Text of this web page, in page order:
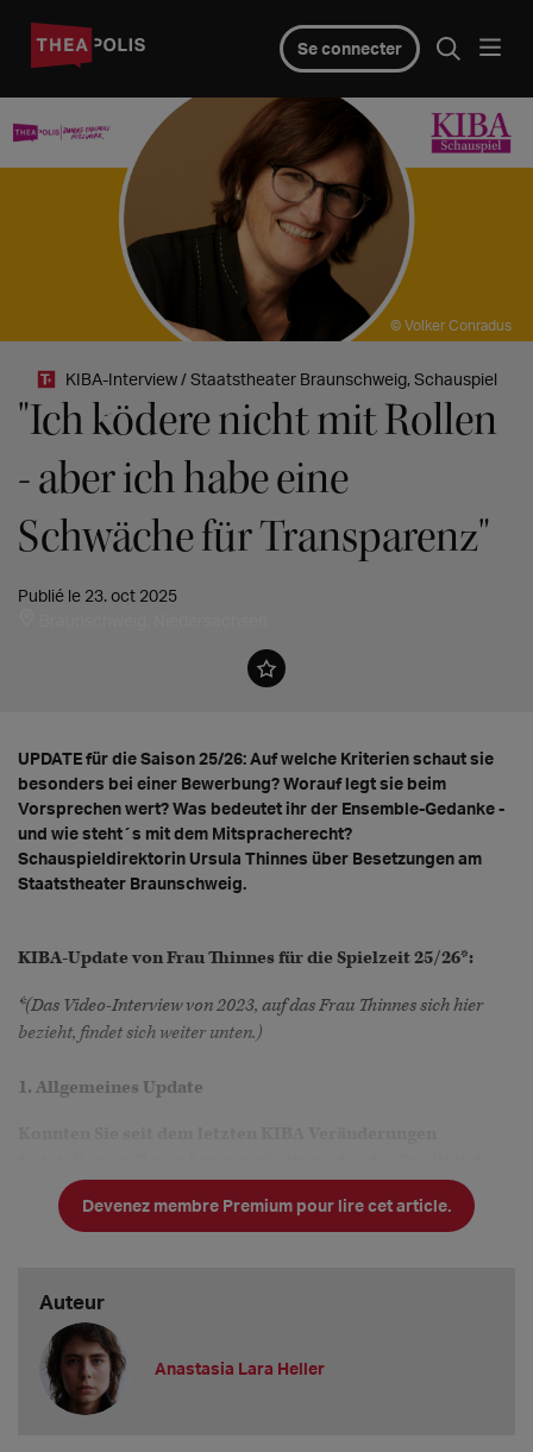
Se connecter
© Volker Conradus
KIBA-Interview / Staatstheater Braunschweig, Schauspiel
"Ich ködere nicht mit Rollen
- aber ich habe eine
Schwäche für Transparenz"
Publié le 23. oct 2025
UPDATE für die Saison 25/26: Auf welche Kriterien schaut sie
besonders bei einer Bewerbung? Worauf legt sie beim
Vorsprechen wert? Was bedeutet ihr der Ensemble-Gedanke -
und wie steht´s mit dem Mitspracherecht?
Schauspieldirektorin Ursula Thinnes über Besetzungen am
Staatstheater Braunschweig.
KIBA-Update von Frau Thinnes für die Spielzeit 25/26*:
*(Das Video-Interview von 2023, auf das Frau Thinnes sich hier
bezieht, findet sich weiter unten.)
1. Allgemeines Update
Bewerbungen? Hatten Sie das Gefühl, Ihre Aussagen und
Wünsche wurden berücksichtigt? Ist Ihnen sonst etwas
seriös be
Devenez membre Premium pour lire cet article.
Auteur
Anastasia Lara Heller